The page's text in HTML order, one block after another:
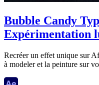
Bubble Candy
Expérimentation
Recréer un effet unique sur
à modeler et la peinture sur